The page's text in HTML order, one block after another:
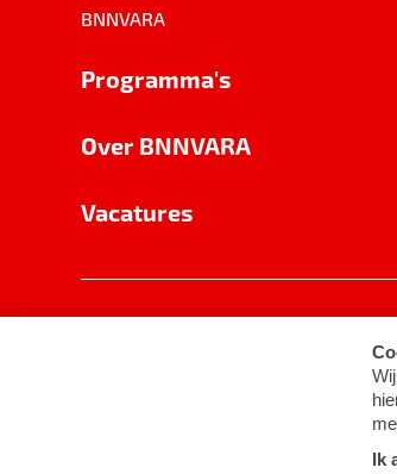
BNNVARA
Programma's
Over BNNVARA
Vacatures
Cookie-instellingen